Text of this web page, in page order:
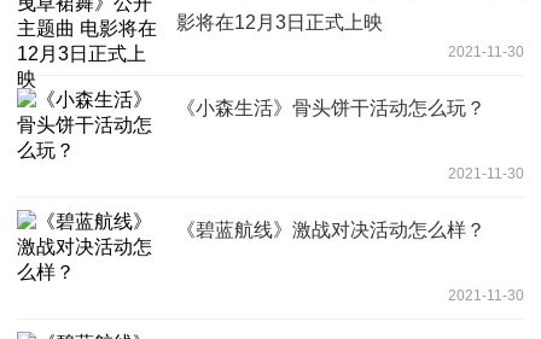
影将在12月3日正式上映
2021-11-30
《小森生活》骨头饼干活动怎么玩？
2021-11-30
《碧蓝航线》激战对决活动怎么样？
2021-11-30